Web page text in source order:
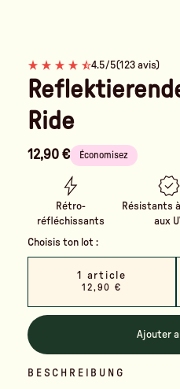
4.5/5(123 avis)
Ride
12,90 € Économisez
Rétro-
réfléchissants
Résistants
aux
Choisis ton lot :
1 article
12,90 €
Ajouter
BESCHREIBUNG